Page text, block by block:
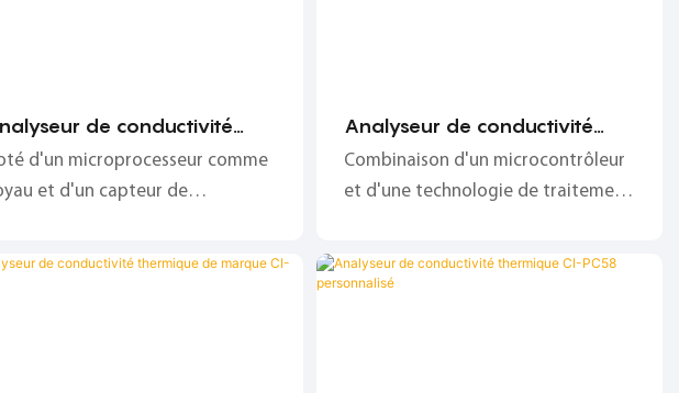
de conductivité
antidéflagrant CI-
d'un microprocesseur comme
et d'un capteur de
de mesure, il présente les
suivantes :
Analyseur de conductivité
thermique antidéflagrant
Combinaison d'un microcontrôleur
et d'une technologie de traitement
interférences croisées, stabilité et
fiabilité ;